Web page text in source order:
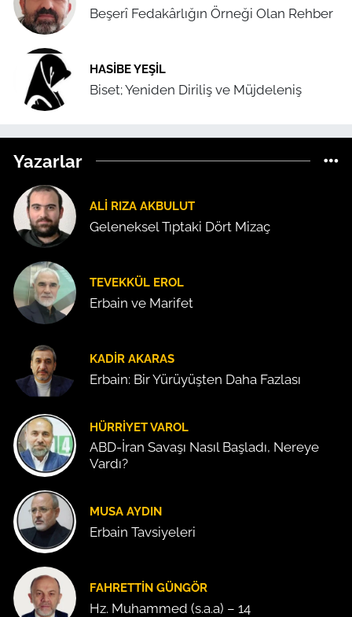
Beşerî Fedakârlığın Örneği Olan Rehber
HASIBE YEŞIL
Biset; Yeniden Diriliş ve Müjdeleniş
Yazarlar
ALI RIZA AKBULUT
Geleneksel Tıptaki Dört Mizaç
TEVEKKÜL EROL
Erbain ve Marifet
KADIR AKARAS
Erbain: Bir Yürüyüşten Daha Fazlası
HÜRRIYET VAROL
ABD-İran Savaşı Nasıl Başladı, Nereye
Vardı?
MUSA AYDIN
Erbain Tavsiyeleri
FAHRETTIN GÜNGÖR
Hz. Muhammed (s.a.a) – 14